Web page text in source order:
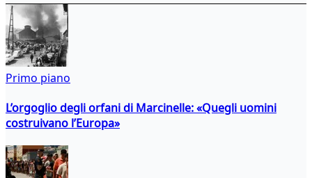
Primo piano
L’orgoglio degli orfani di Marcinelle: «Quegli uomini
costruivano l’Europa»